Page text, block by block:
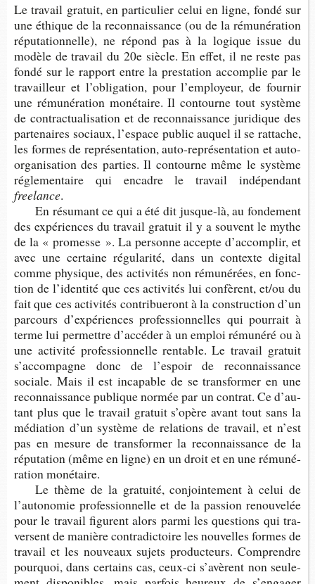
Le tra­vail gra­tuit, en par­ti­cu­lier celui en ligne, fondé sur
une éthique de la recon­nais­sance (ou de la rému­né­ra­tion
répu­ta­tion­nelle), ne répond pas à la logique issue du
modèle de tra­vail du 20e siècle. En effet, il ne reste pas
fondé sur le rap­port entre la pres­ta­tion accom­plie par le
tra­vailleur et l’obli­ga­tion, pour l’em­ployeur, de four­nir
une rému­né­ra­tion moné­taire. Il contourne tout sys­tème
de contrac­tua­li­sa­tion et de recon­nais­sance juri­dique des
par­te­naires sociaux, l’es­pace public auquel il se rat­tache,
les formes de repré­sen­ta­tion, auto-​représentation et auto-​
organisation des par­ties. Il contourne même le sys­tème
régle­men­taire qui encadre le tra­vail indépendant
freelance.
En résu­mant ce qui a été dit jusque-​là, au fon­de­ment
des expé­riences du tra­vail gra­tuit il y a sou­vent le mythe
de la « pro­messe ». La per­sonne accepte d’ac­com­plir, et
avec une cer­taine régu­la­rité, dans un contexte digi­tal
comme phy­sique, des acti­vi­tés non rému­né­rées, en fonc­
tion de l’iden­tité que ces acti­vi­tés lui confèrent, et/ou du
fait que ces acti­vi­tés contri­bue­ront à la construc­tion d’un
par­cours d’ex­pé­riences pro­fes­sion­nelles qui pour­rait à
terme lui per­mettre d’ac­cé­der à un emploi rému­néré ou à
une acti­vité pro­fes­sion­nelle ren­table. Le tra­vail gra­tuit
s’ac­com­pagne donc de l’es­poir de recon­nais­sance
sociale. Mais il est inca­pable de se trans­for­mer en une
recon­nais­sance publique nor­mée par un contrat. Ce d’au­
tant plus que le tra­vail gra­tuit s’opère avant tout sans la
média­tion d’un sys­tème de rela­tions de tra­vail, et n’est
pas en mesure de trans­for­mer la recon­nais­sance de la
répu­ta­tion (même en ligne) en un droit et en une rému­né­
ra­tion monétaire.
Le thème de la gra­tuité, conjoin­te­ment à celui de
l’au­to­no­mie pro­fes­sion­nelle et de la pas­sion renou­ve­lée
pour le tra­vail figurent alors parmi les ques­tions qui tra­
versent de manière contra­dic­toire les nou­velles formes de
tra­vail et les nou­veaux sujets pro­duc­teurs. Com­prendre
pour­quoi, dans cer­tains cas, ceux-​ci s’avèrent non seule­